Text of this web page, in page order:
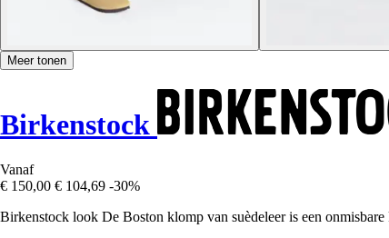
Meer tonen
Birkenstock
Vanaf
€ 150,00 € 104,69 -30%
Birkenstock look De Boston klomp van suèdeleer is een